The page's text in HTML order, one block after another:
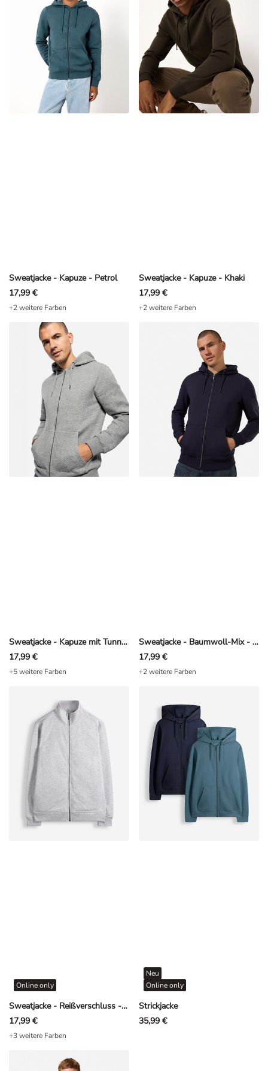
Sweatjacke - Kapuze - Petrol
17,99 €
+2 weitere Farben
Sweatjacke - Kapuze - Khaki
17,99 €
+2 weitere Farben
Sweatjacke - Kapuze mit Tunnelzug - Grau
17,99 €
+5 weitere Farben
Sweatjacke - Baumwoll-Mix - Dunkelblau
17,99 €
+2 weitere Farben
Sweatjacke - Reißverschluss - Hellgrau
Online only
17,99 €
+3 weitere Farben
Strickjacke
Neu
Online only
35,99 €